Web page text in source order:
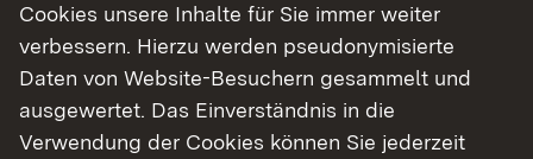
Weitere Informationen
Hausanschrift
Regierungspräsidium Stuttgart
Ruppmannstraße 21
Cookies unsere Inhalte für Sie immer weiter
verbessern. Hierzu werden pseudonymisierte
Daten von Website-Besuchern gesammelt und
ausgewertet. Das Einverständnis in die
Verwendung der Cookies können Sie jederzeit